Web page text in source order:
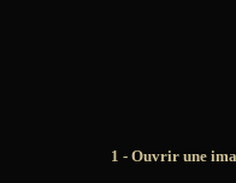
1 - Ouvrir une